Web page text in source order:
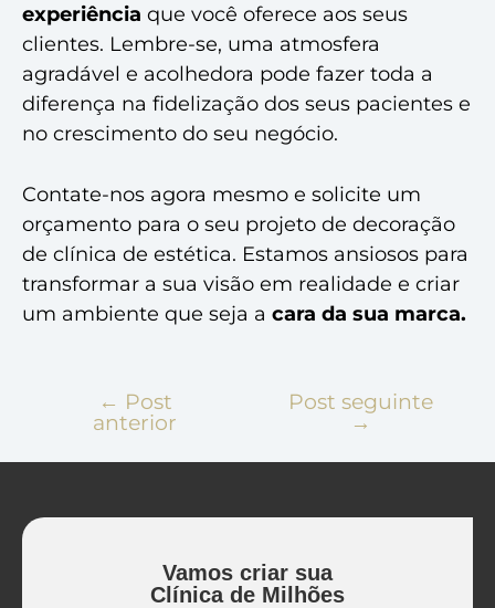
experiência que você oferece aos seus
clientes. Lembre-se, uma atmosfera
agradável e acolhedora pode fazer toda a
diferença na fidelização dos seus pacientes e
no crescimento do seu negócio.
Contate-nos agora mesmo e solicite um
orçamento para o seu projeto de decoração
de clínica de estética. Estamos ansiosos para
transformar a sua visão em realidade e criar
um ambiente que seja a cara da sua marca.
← Post
anterior
Post seguinte
→
Vamos criar sua
Clínica de Milhões